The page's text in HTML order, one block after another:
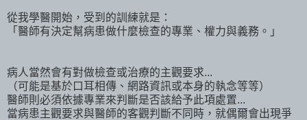
從我學醫開始，受到的訓練就是：
「醫師有決定幫病患做什麼檢查的專業、權力與義務。」
病人當然會有對做檢查或治療的主觀要求...
（可能是基於口耳相傳、網路資訊或本身的執念等等）
醫師則必須依據專業來判斷是否該給予此項處置...
當病患主觀要求與醫師的客觀判斷不同時，就偶爾會出現爭